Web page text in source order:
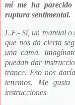
mí me ha
ruptura sentimental.
L.F.- Sí, un manual o
que nos da cierta
una cama.
puedan dar
trance. Eso nos
tenemos. Me
instrucciones.